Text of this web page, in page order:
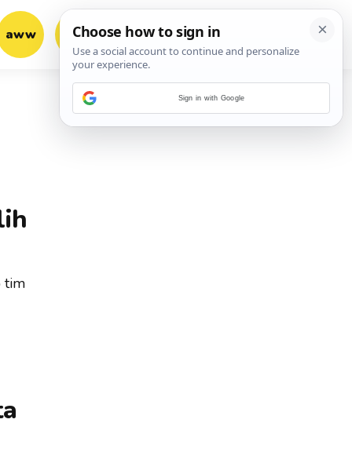
aww vrh! woot?!
tim
Sign in with Google